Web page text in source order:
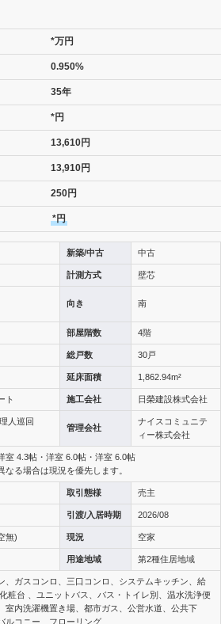
*万円
0.950%
35年
*円
13,610円
13,910円
250円
*円
新築/中古 中古
計測方式 壁芯
向き 南
部屋階数 4階
総戸数 30戸
延床面積 1,862.94m²
ト 施工会社 日榮建設株式会社
人巡回
管理会社
ナイスコミュニテ
ィー株式会社
室 4.3帖・洋室 6.0帖・洋室 6.0帖
なる場合は現況を優先します。
取引態様 売主
引渡/入居時期 2026/08
無) 現況 空家
用途地域 第2種住居地域
、ガスコンロ、三口コンロ、システムキッチン、給
粧台 、ユニットバス、バス・トイレ別、温水洗浄便
室内洗濯機置き場、都市ガス、公営水道、公共下
ルコニー、フローリング